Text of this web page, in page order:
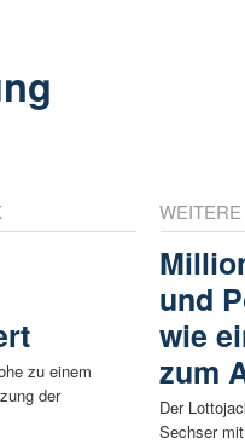
zu einem
der
und
wie
zum
Der
Sechser